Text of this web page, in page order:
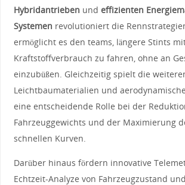
Hybridantrieben und effizienten
Systemen revolutioniert die
‌ermöglicht es den teams, längere Stints
Kraftstoffverbrauch‌ zu fahren, ohne ⁤an
⁤einzubüßen. Gleichzeitig spielt die
Leichtbaumaterialien ​und
eine ‌entscheidende‌ Rolle bei​ der
Fahrzeuggewichts und ⁣der Maximierung
schnellen‍ Kurven.
Darüber hinaus fördern⁢ innovative
Echtzeit-Analyze​ von Fahrzeugzustand und